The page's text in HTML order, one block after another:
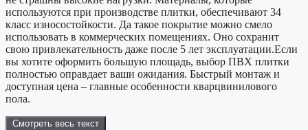
используются при производстве плитки, обеспечивают 34
класс износостойкости. Да такое покрытие можно смело
использовать в коммерческих помещениях. Оно сохранит
свою привлекательность даже после 5 лет эксплуатации.Если
вы хотите оформить большую площадь, выбор ПВХ плитки
полностью оправдает ваши ожидания. Быстрый монтаж и
доступная цена – главные особенности кварцвинилового
пола.
Смотреть весь текст